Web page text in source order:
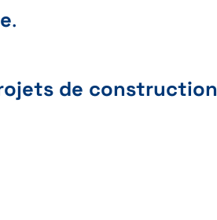
.
de construction